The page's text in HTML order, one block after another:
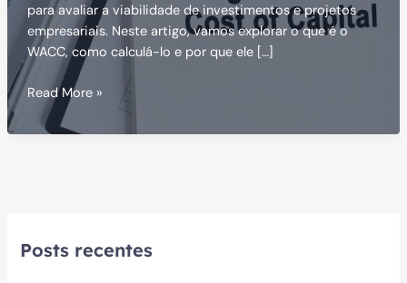
para avaliar a viabilidade de investimentos e projetos
empresariais. Neste artigo, vamos explorar o que é o
WACC, como calculá-lo e por que ele […]
WACC:
que
de
Read More »
Posts recentes